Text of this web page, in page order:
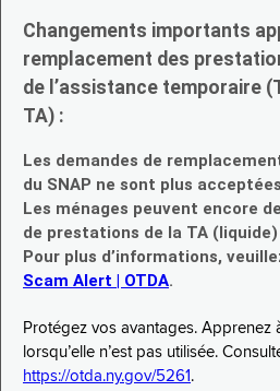
Changements importants
remplacement des
de l’assistance temporaire
TA) :
Les demandes de
du SNAP ne sont plus
Les ménages peuvent encore
de prestations de la TA
Pour plus d’informations,
Scam Alert | OTDA.
Protégez vos avantages. Apprenez
lorsqu’elle n’est pas utilisée.
https://otda.ny.gov/5261 .